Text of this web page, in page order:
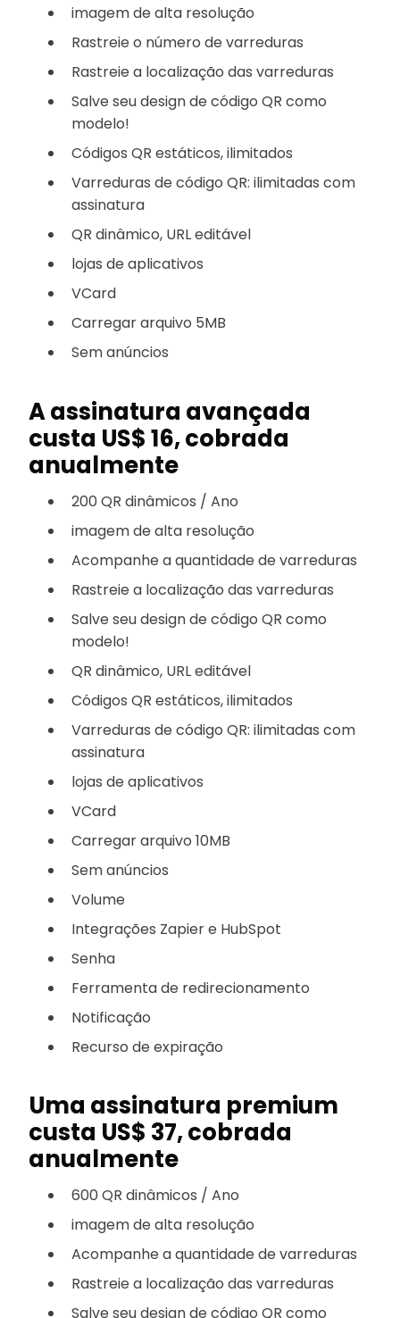
imagem de alta resolução
Rastreie o número de varreduras
Rastreie a localização das varreduras
Salve seu design de código QR como
modelo!
Códigos QR estáticos, ilimitados
Varreduras de código QR: ilimitadas com
assinatura
QR dinâmico, URL editável
lojas de aplicativos
VCard
Carregar arquivo 5MB
Sem anúncios
A assinatura avançada
custa US$ 16, cobrada
anualmente
200 QR dinâmicos / Ano
imagem de alta resolução
Acompanhe a quantidade de varreduras
Rastreie a localização das varreduras
Salve seu design de código QR como
modelo!
QR dinâmico, URL editável
Códigos QR estáticos, ilimitados
Varreduras de código QR: ilimitadas com
assinatura
lojas de aplicativos
VCard
Carregar arquivo 10MB
Sem anúncios
Volume
Integrações Zapier e HubSpot
Senha
Ferramenta de redirecionamento
Notificação
Recurso de expiração
Uma assinatura premium
custa US$ 37, cobrada
anualmente
600 QR dinâmicos / Ano
imagem de alta resolução
Acompanhe a quantidade de varreduras
Rastreie a localização das varreduras
Salve seu design de código QR como